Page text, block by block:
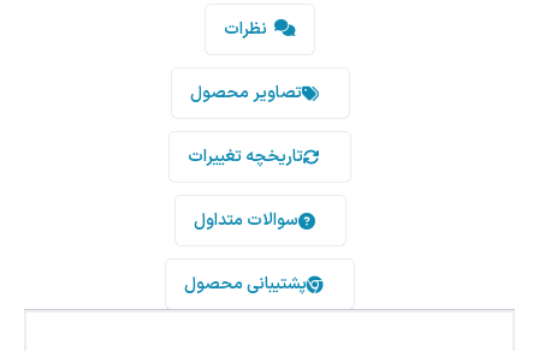
نظرات
تصاویر محصول
تاریخچه تغییرات
سوالات متداول
پشتیبانی محصول